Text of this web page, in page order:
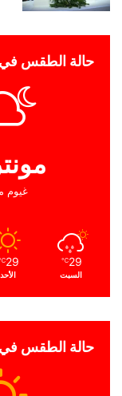
حالة الطقس في
غيوم
29
℃
السبت
29
الأحد
حالة الطقس في